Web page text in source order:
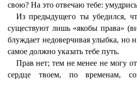
свою? На это отвечаю тебе:
Из предыдущего ты убедился,
существуют лишь «якобы права»
блуждает недоверчивая улыбка, но
самое должно указать тебе путь.
Прав нет; тем не менее не могу
сердце твоем, по временам,